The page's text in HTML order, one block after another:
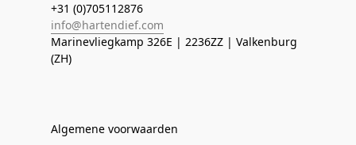
+31 (0)705112876
info@hartendief.com
Marinevliegkamp 326E | 2236ZZ | Valkenburg
(ZH)
Algemene voorwaarden